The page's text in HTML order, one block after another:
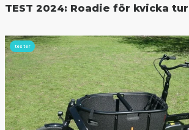
TEST 2024: Roadie för kvicka
tester